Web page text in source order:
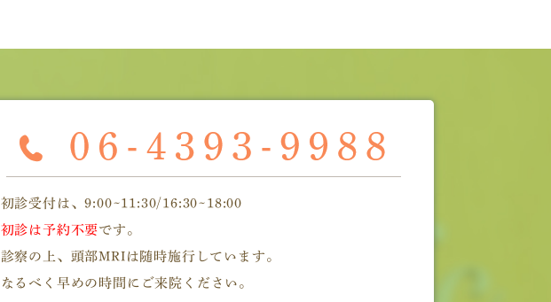
初診受付は、9:00~11:30/16:30~18:00
初診は予約不要 です。
診察の上、頭部MRIは随時施行しています。
なるべく早めの時間にご来院ください。